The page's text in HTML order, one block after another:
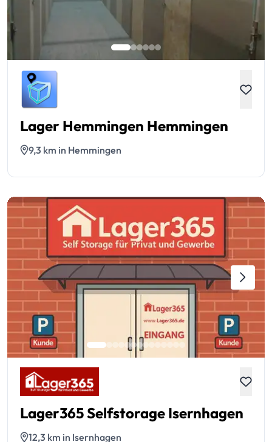
Lager Hemmingen Hemmingen
9,3 km in Hemmingen
Lager365 Selfstorage Isernhagen
12,3 km in Isernhagen